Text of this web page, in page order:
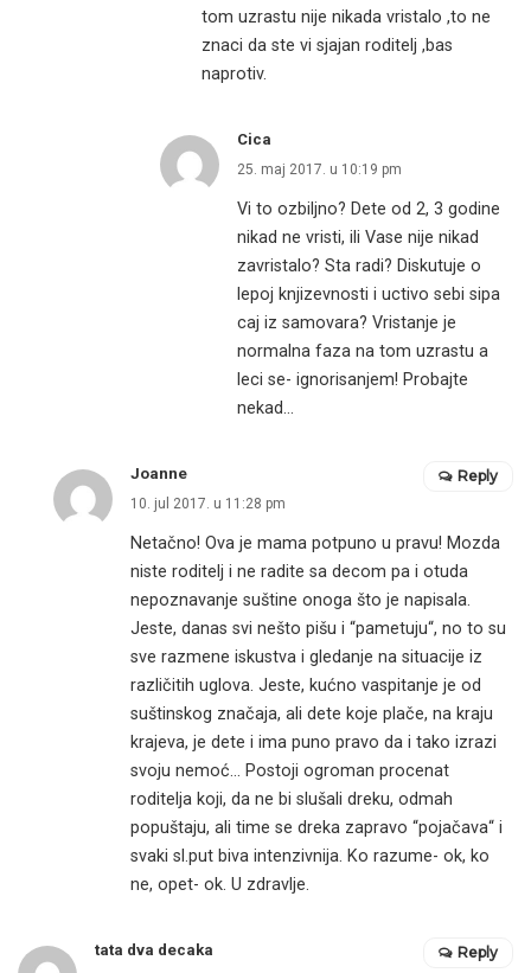
tom uzrastu nije nikada vristalo ,to ne
znaci da ste vi sjajan roditelj ,bas
naprotiv.
Cica
25. maj 2017. u 10:19 pm
Vi to ozbiljno? Dete od 2, 3 godine
nikad ne vristi, ili Vase nije nikad
zavristalo? Sta radi? Diskutuje o
lepoj knjizevnosti i uctivo sebi sipa
caj iz samovara? Vristanje je
normalna faza na tom uzrastu a
leci se- ignorisanjem! Probajte
nekad…
Joanne
10. jul 2017. u 11:28 pm
Netačno! Ova je mama potpuno u pravu! Mozda
niste roditelj i ne radite sa decom pa i otuda
nepoznavanje suštine onoga što je napisala.
Jeste, danas svi nešto pišu i “pametuju“, no to su
sve razmene iskustva i gledanje na situacije iz
različitih uglova. Jeste, kućno vaspitanje je od
suštinskog značaja, ali dete koje plače, na kraju
krajeva, je dete i ima puno pravo da i tako izrazi
svoju nemoć… Postoji ogroman procenat
roditelja koji, da ne bi slušali dreku, odmah
popuštaju, ali time se dreka zapravo “pojačava“ i
svaki sl.put biva intenzivnija. Ko razume- ok, ko
ne, opet- ok. U zdravlje.
Reply
tata dva decaka Reply